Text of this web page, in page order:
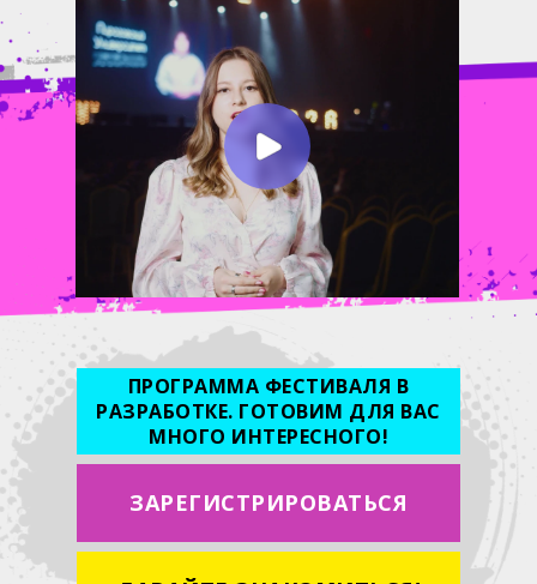
ПРОГРАММА ФЕСТИВАЛЯ В
РАЗРАБОТКЕ. ГОТОВИМ ДЛЯ ВАС
МНОГО ИНТЕРЕСНОГО!
ЗАРЕГИСТРИРОВАТЬСЯ